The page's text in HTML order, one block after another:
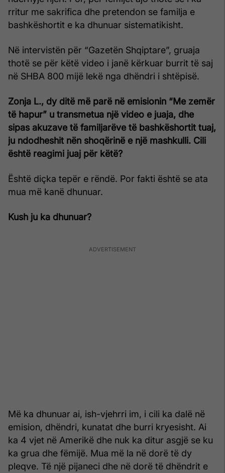
rritur me sakrifica dhe pretendon se familja e
bashkëshortit e ka dhunuar sistematikisht.
Në intervistën për “Gazetën Shqiptare”, gruaja
thotë se për këtë video i janë kërkuar burrit të saj
në SHBA 800 mijë lekë nga dhëndri i shtëpisë.
Zonja L., dy ditë më parë në emisionin “Me zemër
të hapur” u transmetua një video e juaja, dhe
sipas akuzave të familjarëve të bashkëshortit tuaj,
ju ndodheshit nën shoqërinë e një mashkulli. Cili
është reagimi juaj për këtë?
Është diçka tepër e rëndë. Por fakti është se ata
mua më kanë dhunuar.
Kush ju ka dhunuar?
Më ka dhunuar ai, ish-vjehrri im, i cili ka dalë në
emision, dhëndri, kunatat dhe burri kryesisht. Ai
ka 4 vjet në Amerikë dhe nuk ka ditur asgjë se ku
ka grua dhe fëmijë. Mua më la në dorë të dy
pleqve. Të një pijaneci dhe në dorë të dhëndrit e